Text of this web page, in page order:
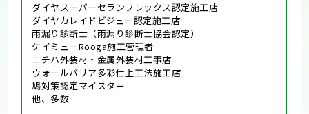
ダイヤスーパーセランフレックス認定施工店
ダイヤカレイドビジュー認定施工店
雨漏り診断士（雨漏り診断士協会認定）
ケイミューRooga施工管理者
ニチハ外装材・金属外装材工事店
ウォールバリア多彩仕上工法施工店
鳩対策認定マイスター
他、多数